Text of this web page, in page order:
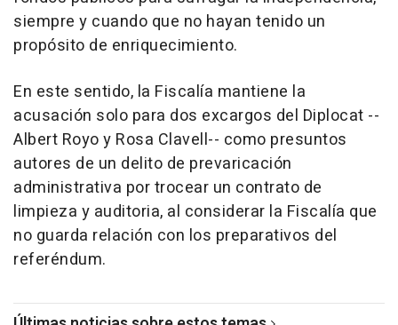
siempre y cuando que no hayan tenido un
propósito de enriquecimiento.
En este sentido, la Fiscalía mantiene la
acusación solo para dos excargos del Diplocat --
Albert Royo y Rosa Clavell-- como presuntos
autores de un delito de prevaricación
administrativa por trocear un contrato de
limpieza y auditoria, al considerar la Fiscalía que
no guarda relación con los preparativos del
referéndum.